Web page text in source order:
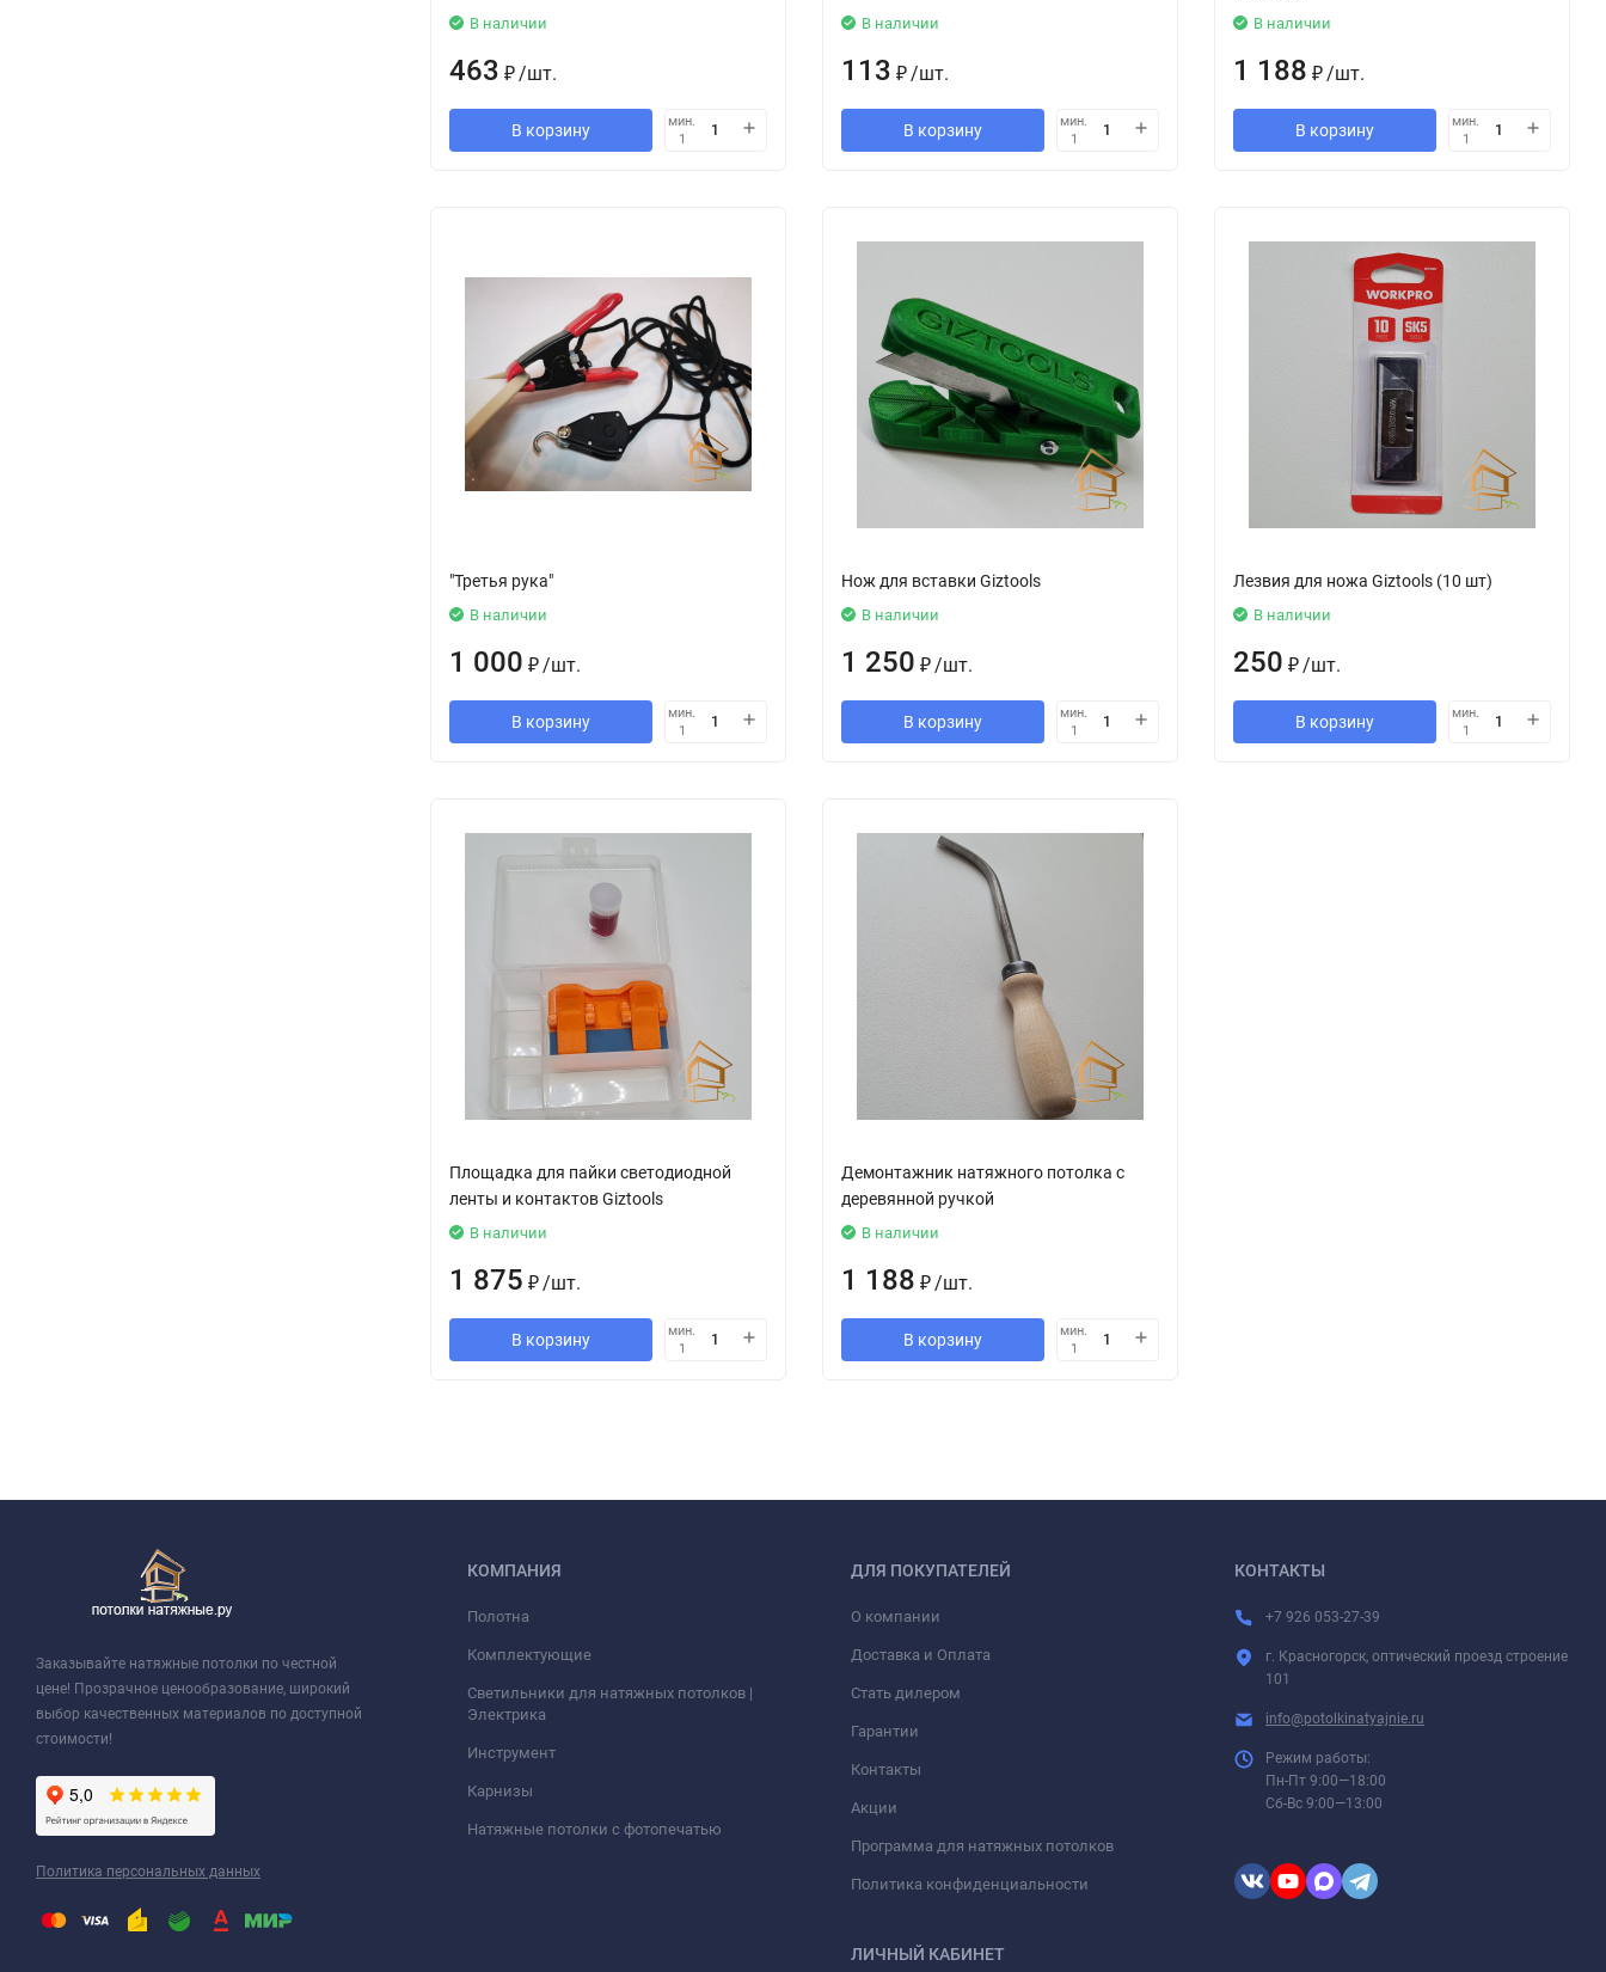
В наличии
463 ₽/шт.
В корзину
мин.
1
В наличии
113 ₽/шт.
В корзину
мин.
1
В наличии
1 188 ₽/шт.
В корзину
мин.
1
"Третья рука"
В наличии
1 000 ₽/шт.
В корзину
мин.
1
Нож для вставки Giztools
В наличии
1 250 ₽/шт.
В корзину
мин.
1
Лезвия для ножа Giztools (10 шт)
В наличии
250 ₽/шт.
В корзину
мин.
1
Площадка для пайки светодиодной
ленты и контактов Giztools
В наличии
1 875 ₽/шт.
В корзину
мин.
1
Демонтажник натяжного потолка с
деревянной ручкой
В наличии
1 188 ₽/шт.
В корзину
мин.
1
Заказывайте натяжные потолки по честной
цене! Прозрачное ценообразование, широкий
выбор качественных материалов по доступной
стоимости!
Политика персональных данных
КОМПАНИЯ
Полотна
Комплектующие
Светильники для натяжных потолков |
Электрика
Инструмент
Карнизы
Натяжные потолки с фотопечатью
ДЛЯ ПОКУПАТЕЛЕЙ
О компании
Доставка и Оплата
Стать дилером
Гарантии
Контакты
Акции
Программа для натяжных потолков
Политика конфиденциальности
ЛИЧНЫЙ КАБИНЕТ
КОНТАКТЫ
+7 926 053-27-39
г. Красногорск, оптический проезд строение
101
info@potolkinatyajnie.ru
Режим работы:
Пн-Пт 9:00—18:00
Сб-Вс 9:00—13:00